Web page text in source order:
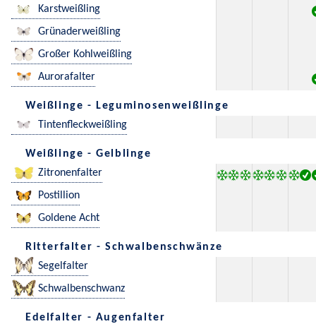
Karstweißling
Grünaderweißling
Großer Kohlweißling
Aurorafalter
Weißlinge - Leguminosenweißlinge
Tintenfleckweißling
Weißlinge - Gelblinge
Zitronenfalter
Postillion
Goldene Acht
Ritterfalter - Schwalbenschwänze
Segelfalter
Schwalbenschwanz
Edelfalter - Augenfalter